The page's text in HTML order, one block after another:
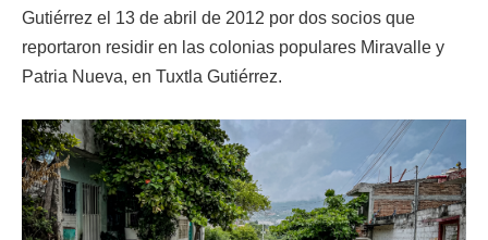
Gutiérrez el 13 de abril de 2012 por dos socios que
reportaron residir en las colonias populares Miravalle y
Patria Nueva, en Tuxtla Gutiérrez.